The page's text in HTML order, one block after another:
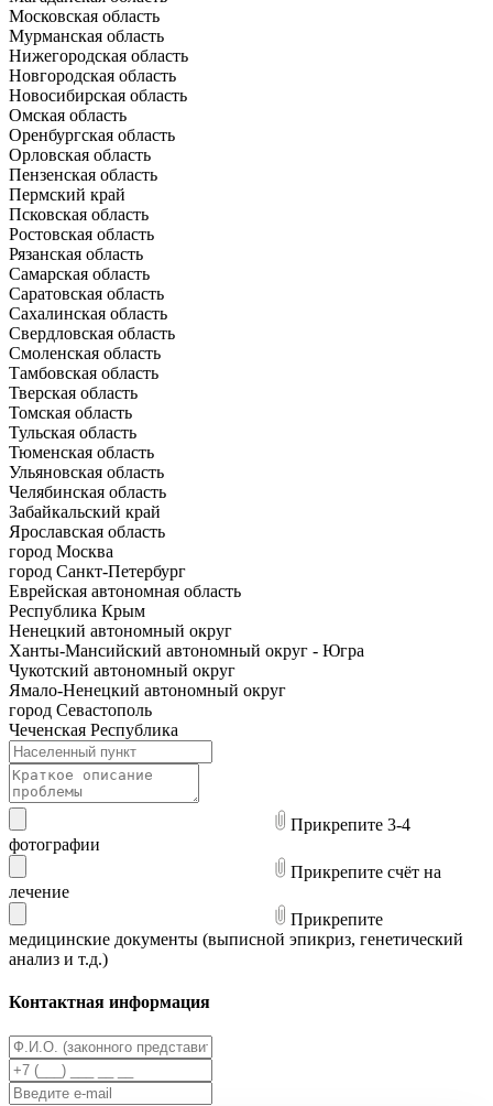
Московская область
Мурманская область
Нижегородская область
Новгородская область
Новосибирская область
Омская область
Оренбургская область
Орловская область
Пензенская область
Пермский край
Псковская область
Ростовская область
Рязанская область
Самарская область
Саратовская область
Сахалинская область
Свердловская область
Смоленская область
Тамбовская область
Тверская область
Томская область
Тульская область
Тюменская область
Ульяновская область
Челябинская область
Забайкальский край
Ярославская область
город Москва
город Санкт-Петербург
Еврейская автономная область
Республика Крым
Ненецкий автономный округ
Ханты-Мансийский автономный округ - Югра
Чукотский автономный округ
Ямало-Ненецкий автономный округ
город Севастополь
Чеченская Республика
Прикрепите 3-4
фотографии
Прикрепите счёт на
лечение
Прикрепите
медицинские документы (выписной эпикриз, генетический
анализ и т.д.)
Контактная информация